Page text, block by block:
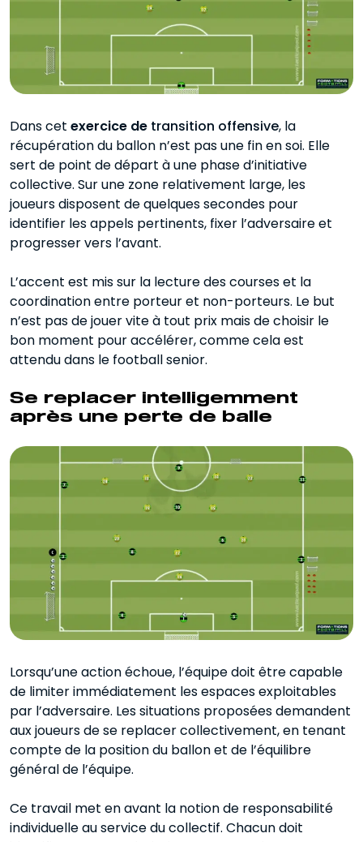
Dans cet exercice de transition offensive, la
récupération du ballon n’est pas une fin en soi. Elle
sert de point de départ à une phase d’initiative
collective. Sur une zone relativement large, les
joueurs disposent de quelques secondes pour
identifier les appels pertinents, fixer l’adversaire et
progresser vers l’avant.
L’accent est mis sur la lecture des courses et la
coordination entre porteur et non-porteurs. Le but
n’est pas de jouer vite à tout prix mais de choisir le
bon moment pour accélérer, comme cela est
attendu dans le football senior.
Se replacer intelligemment
après une perte de balle
Lorsqu’une action échoue, l’équipe doit être capable
de limiter immédiatement les espaces exploitables
par l’adversaire. Les situations proposées demandent
aux joueurs de se replacer collectivement, en tenant
compte de la position du ballon et de l’équilibre
général de l’équipe.
Ce travail met en avant la notion de responsabilité
individuelle au service du collectif. Chacun doit